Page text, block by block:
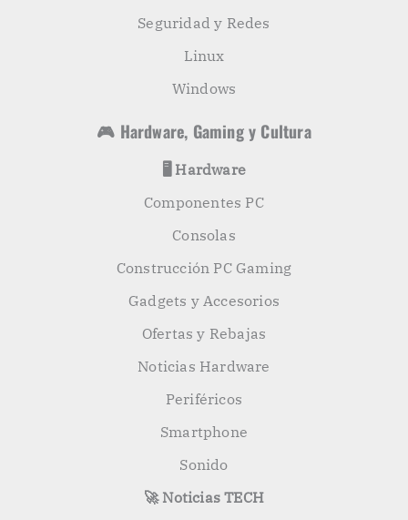
Seguridad y Redes
Linux
Windows
🎮 Hardware, Gaming y Cultura
🖥️ Hardware
Componentes PC
Consolas
Construcción PC Gaming
Gadgets y Accesorios
Ofertas y Rebajas
Noticias Hardware
Periféricos
Smartphone
Sonido
🚀 Noticias TECH